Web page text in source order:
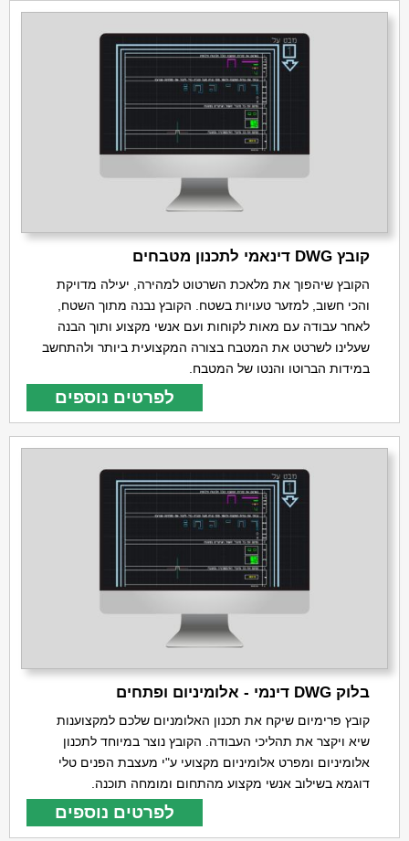
קובץ DWG דינאמי לתכנון מטבחים
הקובץ שיהפוך את מלאכת השרטוט למהירה, יעילה מדויקת
והכי חשוב, למזער טעויות בשטח. הקובץ נבנה מתוך השטח,
לאחר עבודה עם מאות לקוחות ועם אנשי מקצוע ותוך הבנה
שעלינו לשרטט את המטבח בצורה המקצועית ביותר ולהתחשב
במידות הברוטו והנטו של המטבח.
לפרטים נוספים
בלוק DWG דינמי - אלומיניום ופתחים
קובץ פרימיום שיקח את תכנון האלומניום שלכם למקצוענות
שיא ויקצר את תהליכי העבודה. הקובץ נוצר במיוחד לתכנון
אלומיניום ומפרט אלומיניום מקצועי ע"י מעצבת הפנים טלי
דוגמא בשילוב אנשי מקצוע מהתחום ומומחה תוכנה.
לפרטים נוספים